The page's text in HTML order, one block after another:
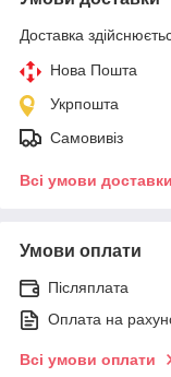
Доставка
Нова Пошта
Укрпошта
Самовивіз
Всі умови доставки
Умови оплати
Післяплата
Оплата на
Всі умови оплати